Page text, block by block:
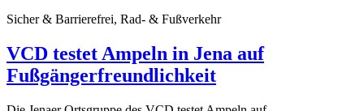
Sicher & Barrierefrei, Rad- & Fußverkehr
VCD testet Ampeln in Jena auf
Fußgängerfreundlichkeit